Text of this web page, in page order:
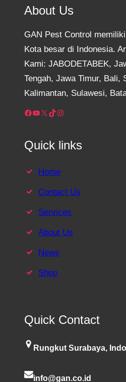
About Us
GAN Pest Control
Kota besar di Indonesia.
Kami: JABODETABEK,
Tengah, Jawa Timur, Bali,
Kalimantan, Sulawesi,
Facebook YouTube X TikTok Instagram
Quick links
Home
Contact Us
Services
About Us
News
Shop
Quick Contact
Rungkut Surabaya,
info@gan.co.id